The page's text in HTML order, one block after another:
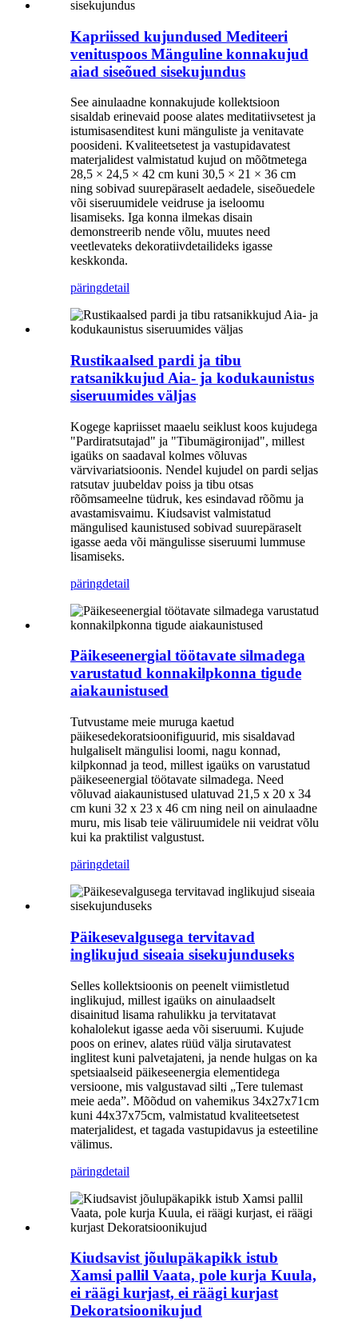
Kapriissed kujundused Mediteeri
venituspoos Mänguline konnakujud
aiad siseõued sisekujundus
See ainulaadne konnakujude kollektsioon
sisaldab erinevaid poose alates meditatiivsetest ja
istumisasenditest kuni mänguliste ja venitavate
poosideni. Kvaliteetsetest ja vastupidavatest
materjalidest valmistatud kujud on mõõtmetega
28,5 × 24,5 × 42 cm kuni 30,5 × 21 × 36 cm
ning sobivad suurepäraselt aedadele, siseõuedele
või siseruumidele veidruse ja iseloomu
lisamiseks. Iga konna ilmekas disain
demonstreerib nende võlu, muutes need
veetlevateks dekoratiivdetailideks igasse
keskkonda.
päringdetail
Rustikaalsed pardi ja tibu
ratsanikkujud Aia- ja kodukaunistus
siseruumides väljas
Kogege kapriisset maaelu seiklust koos kujudega
"Pardiratsutajad" ja "Tibumägironijad", millest
igaüks on saadaval kolmes võluvas
värvivariatsioonis. Nendel kujudel on pardi seljas
ratsutav juubeldav poiss ja tibu otsas
rõõmsameelne tüdruk, kes esindavad rõõmu ja
avastamisvaimu. Kiudsavist valmistatud
mängulised kaunistused sobivad suurepäraselt
igasse aeda või mängulisse siseruumi lummuse
lisamiseks.
päringdetail
Päikeseenergial töötavate silmadega
varustatud konnakilpkonna tigude
aiakaunistused
Tutvustame meie muruga kaetud
päikesedekoratsioonifiguurid, mis sisaldavad
hulgaliselt mängulisi loomi, nagu konnad,
kilpkonnad ja teod, millest igaüks on varustatud
päikeseenergial töötavate silmadega. Need
võluvad aiakaunistused ulatuvad 21,5 x 20 x 34
cm kuni 32 x 23 x 46 cm ning neil on ainulaadne
muru, mis lisab teie väliruumidele nii veidrat võlu
kui ka praktilist valgustust.
päringdetail
Päikesevalgusega tervitavad
inglikujud siseaia sisekujunduseks
Selles kollektsioonis on peenelt viimistletud
inglikujud, millest igaüks on ainulaadselt
disainitud lisama rahulikku ja tervitatavat
kohalolekut igasse aeda või siseruumi. Kujude
poos on erinev, alates rüüd välja sirutavatest
inglitest kuni palvetajateni, ja nende hulgas on ka
spetsiaalseid päikeseenergia elementidega
versioone, mis valgustavad silti „Tere tulemast
meie aeda”. Mõõdud on vahemikus 34x27x71cm
kuni 44x37x75cm, valmistatud kvaliteetsetest
materjalidest, et tagada vastupidavus ja esteetiline
välimus.
päringdetail
Kiudsavist jõulupäkapikk istub
Xamsi pallil Vaata, pole kurja Kuula,
ei räägi kurjast, ei räägi kurjast
Dekoratsioonikujud